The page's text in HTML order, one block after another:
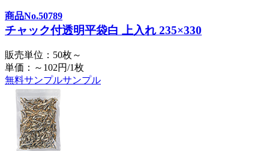
商品No.50789
チャック付透明平袋白 上入れ 235×330
販売単位：50枚～
単価：～102円/1枚
無料サンプルサンプル